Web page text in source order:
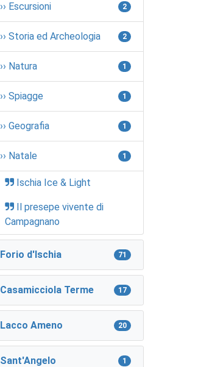
›› Escursioni 2
›› Storia ed Archeologia 2
›› Natura 1
›› Spiagge 1
›› Geografia 1
›› Natale 1
Ischia Ice & Light
Il presepe vivente di
Campagnano
Forio d'Ischia 71
Casamicciola Terme 17
Lacco Ameno 20
Sant'Angelo 1